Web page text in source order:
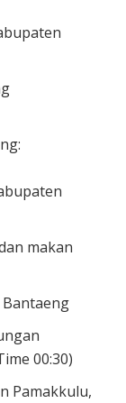
makan
Bantaeng
00:30)
Pamakkulu,